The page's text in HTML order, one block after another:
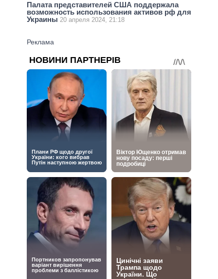
Палата представителей США поддержала
возможность использования активов рф для
Украины 20 апреля 2024, 21:18